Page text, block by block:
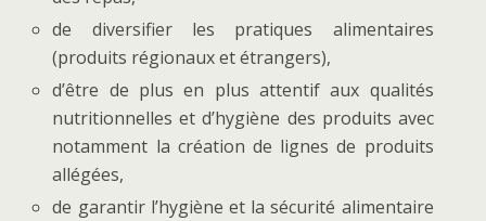
de diversifier les pratiques alimentaires
(produits régionaux et étrangers),
d’être de plus en plus attentif aux qualités
nutritionnelles et d’hygiène des produits avec
notamment la création de lignes de produits
allégées,
de garantir l’hygiène et la sécurité alimentaire